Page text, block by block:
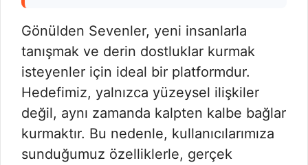
Gönülden Sevenler, yeni insanlarla
tanışmak ve derin dostluklar kurmak
isteyenler için ideal bir platformdur.
Hedefimiz, yalnızca yüzeysel ilişkiler
değil, aynı zamanda kalpten kalbe bağlar
kurmaktır. Bu nedenle, kullanıcılarımıza
sunduğumuz özelliklerle, gerçek